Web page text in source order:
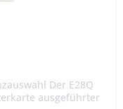
Der E28Q
ausgeführter